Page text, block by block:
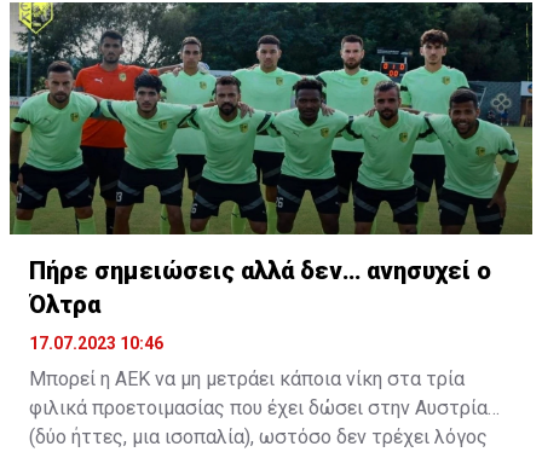
Πήρε σημειώσεις αλλά δεν… ανησυχεί ο
Όλτρα
17.07.2023 10:46
Μπορεί η ΑΕΚ να μη μετράει κάποια νίκη στα τρία
φιλικά προετοιμασίας που έχει δώσει στην Αυστρία
(δύο ήττες, μια ισοπαλία), ωστόσο δεν τρέχει λόγος